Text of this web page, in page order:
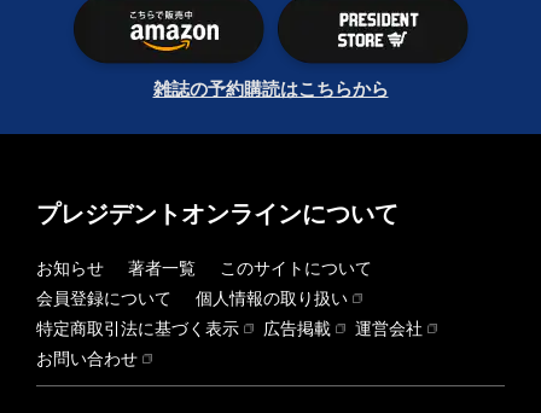
雑誌の予約購読はこちらから
プレジデントオンラインについて
お知らせ 著者一覧
このサイトについて
会員登録について
個人情報の取り扱い
特定商取引法に基づく表示
広告掲載
運営会社
お問い合わせ